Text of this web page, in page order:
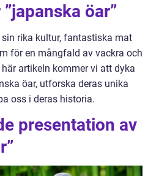
öar”
rika kultur, fantastiska mat
för en mångfald av vackra och
artikeln kommer vi att dyka
öar, utforska deras unika
oss i deras historia.
presentation av